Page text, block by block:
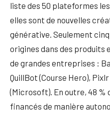
liste des 50 plateformes
elles sont de nouvelles
générative. Seulement cinq
origines dans des produits
de grandes entreprises :
QuillBot (Course Hero),
(Microsoft). En outre, 48 %
financés de manière